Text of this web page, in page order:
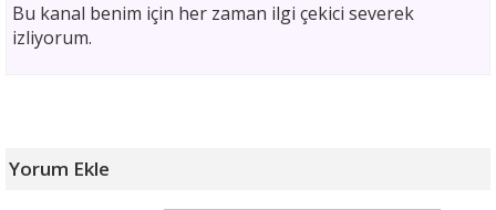
Bu kanal benim için her zaman ilgi çekici severek
izliyorum.
Yorum Ekle